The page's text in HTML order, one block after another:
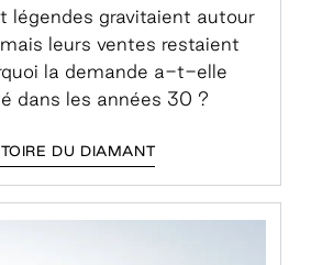
légendes gravitaient autour
leurs ventes restaient
la demande a-t-elle
dans les années 30 ?
DU DIAMANT